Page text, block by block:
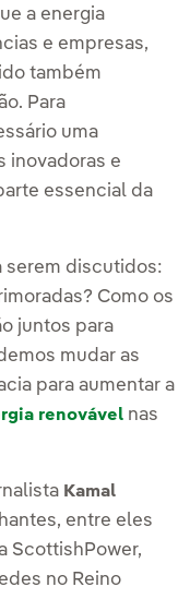
a energia
e empresas,
também
Para
uma
inovadoras e
essencial da
serem discutidos:
Como os
juntos para
mudar as
para aumentar a
renovável nas
Kamal
entre eles
ScottishPower,
no Reino